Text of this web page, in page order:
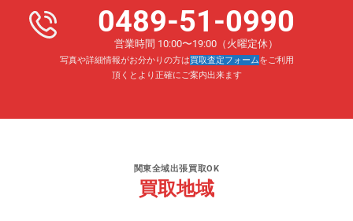
0489-51-0990
営業時間 10:00〜19:00（火曜定休）
写真や詳細情報がお分かりの方は買取査定フォームをご利用
頂くとより正確にご案内出来ます
関東全域出張買取OK
買取地域